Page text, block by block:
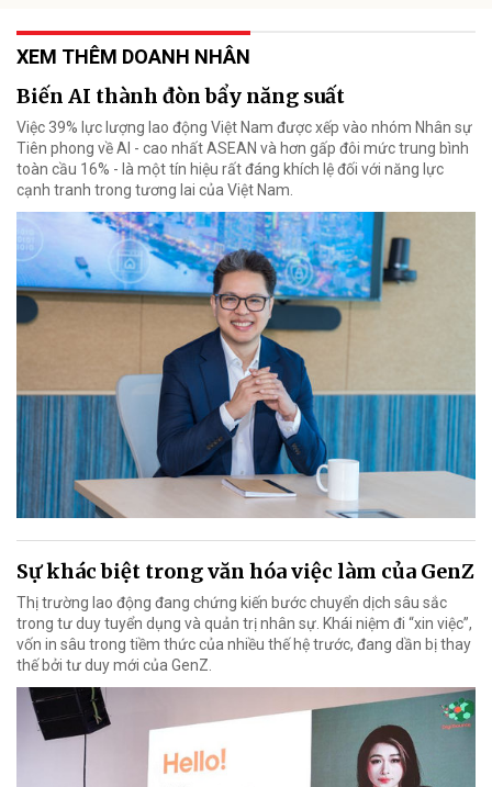
XEM THÊM DOANH NHÂN
Biến AI thành đòn bẩy năng suất
Việc 39% lực lượng lao động Việt Nam được xếp vào nhóm Nhân sự
Tiên phong về AI - cao nhất ASEAN và hơn gấp đôi mức trung bình
toàn cầu 16% - là một tín hiệu rất đáng khích lệ đối với năng lực
cạnh tranh trong tương lai của Việt Nam.
Sự khác biệt trong văn hóa việc làm của GenZ
Thị trường lao động đang chứng kiến bước chuyển dịch sâu sắc
trong tư duy tuyển dụng và quản trị nhân sự. Khái niệm đi “xin việc”,
vốn in sâu trong tiềm thức của nhiều thế hệ trước, đang dần bị thay
thế bởi tư duy mới của GenZ.